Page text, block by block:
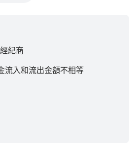
紀商
流入和流出金額不相等